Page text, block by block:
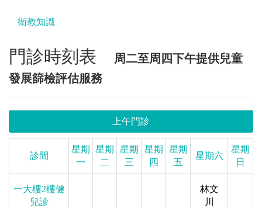
衛教知識
門診時刻表
周二至周四下午提供兒童
發展篩檢評估服務
上午門診
診間
星期
一
星期
二
星期
三
星期
四
星期
五
星期六
星期
日
一大樓2樓健
兒診
林文
川